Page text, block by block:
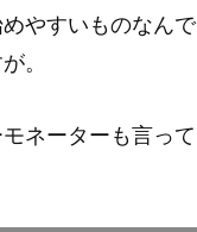
やすいものなんで
。
ネーターも言って